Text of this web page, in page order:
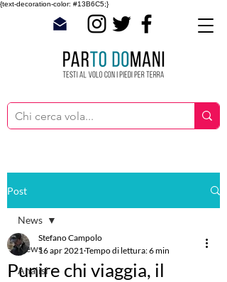
{text-decoration-color: #13B6C5;}
Post
News
Analisi
News
Punire chi viaggia, il
Stefano Campolo
16 apr 2021Tempo di lettura: 6 min